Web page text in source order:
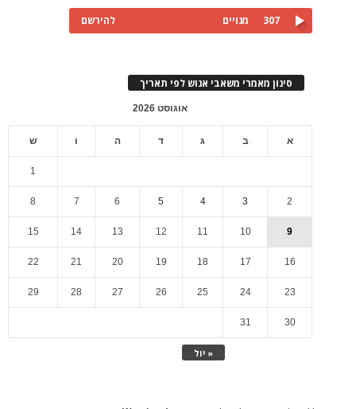
307 מנויים להירשם
סינון מאמרי משאבי אנוש לפי תאריך
אוגוסט 2026
א ב ג ד ה ו ש
« יול
1
2
3
4
5
6
7
8
9
10
11
12
13
14
15
16
17
18
19
20
21
22
23
24
25
26
27
28
29
30
31